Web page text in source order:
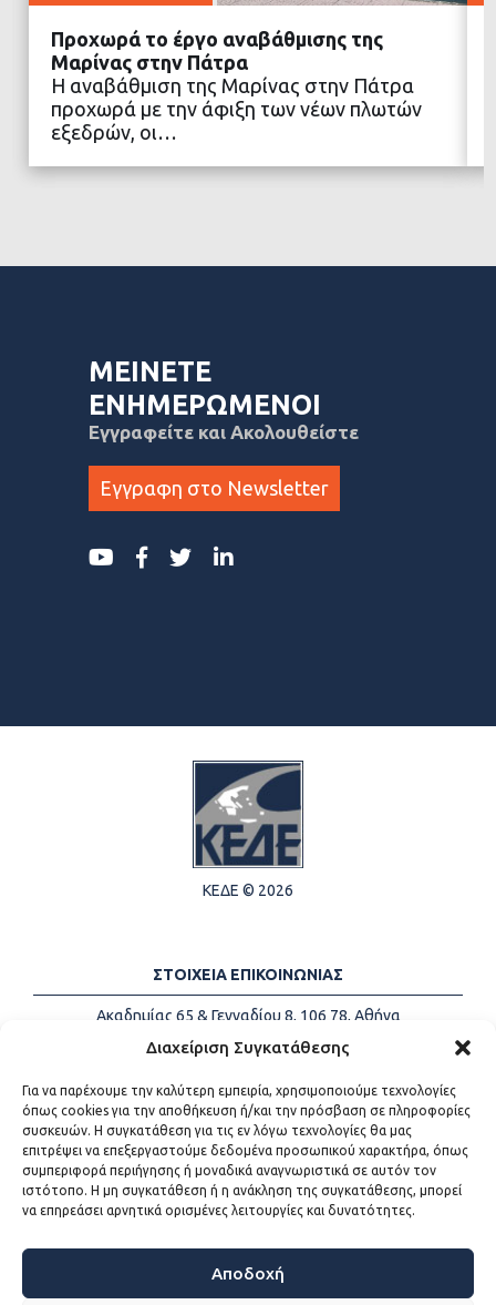
Διαχείριση Συγκατάθεσης
Για να παρέχουμε την καλύτερη εμπειρία, χρησιμοποιούμε τεχνολογίες
όπως cookies για την αποθήκευση ή/και την πρόσβαση σε πληροφορίες
συσκευών. Η συγκατάθεση για τις εν λόγω τεχνολογίες θα μας
επιτρέψει να επεξεργαστούμε δεδομένα προσωπικού χαρακτήρα, όπως
συμπεριφορά περιήγησης ή μοναδικά αναγνωριστικά σε αυτόν τον
ιστότοπο. Η μη συγκατάθεση ή η ανάκληση της συγκατάθεσης, μπορεί
να επηρεάσει αρνητικά ορισμένες λειτουργίες και δυνατότητες.
Αποδοχή
ΔΙΑΒΑΣΤΕ ΠΕΡΙΣΣΟΤΕΡΑ
Προχωρά το έργο αναβάθμισης της
Μαρίνας στην Πάτρα
Η αναβάθμιση της Μαρίνας στην Πάτρα
προχωρά με την άφιξη των νέων πλωτών
εξεδρών, οι…
ΜΕΙΝΕΤΕ
ΕΝΗΜΕΡΩΜΕΝΟΙ
Εγγραφείτε και Ακολουθείστε
Εγγραφη στο Newsletter
ΚΕΔΕ © 2026
ΣΤΟΙΧΕΙΑ ΕΠΙΚΟΙΝΩΝΙΑΣ
Ακαδημίας 65 & Γενναδίου 8, 106 78, Αθήνα
Τηλέφωνα:
+30 213-2147500
Email:
info@kede.gr
ΧΡΗΣΙΜΟΙ ΣΥΝΔΕΣΜΟΙ
Η ΚΕΔΕ
Sitemap
Προσβασιμότητα
Όροι χρήσης